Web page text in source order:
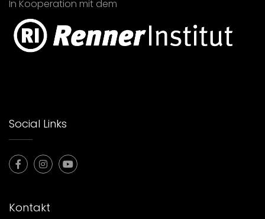
In Kooperation mit dem
Social Links
Kontakt